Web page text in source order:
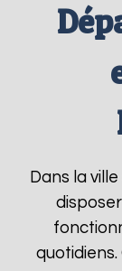
Dans la ville